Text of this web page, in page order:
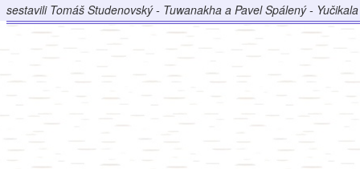
sestavili Tomáš Studenovský - Tuwanakha a Pavel Spálený - Yučikala